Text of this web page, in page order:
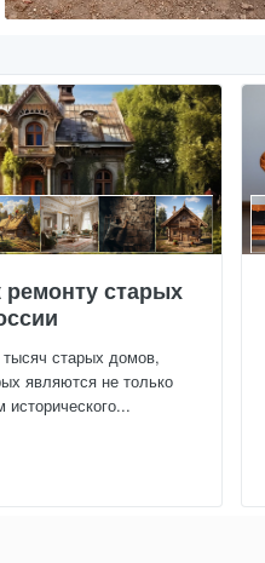
старых
старых домов,
являются не только
исторического...